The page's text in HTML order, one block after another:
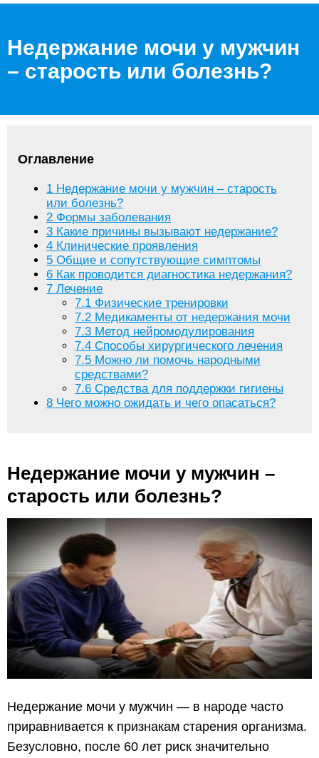
Недержание мочи у мужчин
– старость или болезнь?
Оглавление
1 Недержание мочи у мужчин – старость
или болезнь?
2 Формы заболевания
3 Какие причины вызывают недержание?
4 Клинические проявления
5 Общие и сопутствующие симптомы
6 Как проводится диагностика недержания?
7 Лечение
7.1 Физические тренировки
7.2 Медикаменты от недержания мочи
7.3 Метод нейромодулирования
7.4 Способы хирургического лечения
7.5 Можно ли помочь народными
средствами?
7.6 Средства для поддержки гигиены
8 Чего можно ожидать и чего опасаться?
Недержание мочи у мужчин –
старость или болезнь?
Недержание мочи у мужчин — в народе часто
приравнивается к признакам старения организма.
Безусловно, после 60 лет риск значительно